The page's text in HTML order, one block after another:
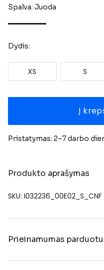
Spalva: Juoda
Dydis:
XS S
Į
Pristatymas: 2–7 darbo
Produkto aprašymas
SKU: I032236_00E02_S_CNF
Prieinamumas